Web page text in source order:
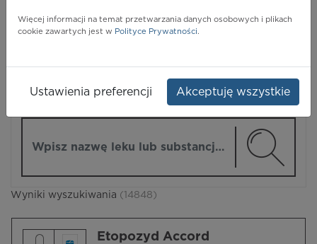
Wyniki wyszukiwania (14848)
Etopozyd Accord
Więcej informacji na temat przetwarzania danych osobowych i plikach
cookie zawartych jest w Polityce Prywatności.
Ustawienia preferencji Akceptuję wszystkie